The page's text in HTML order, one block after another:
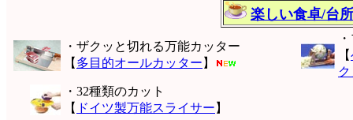
楽しい食卓/台所
・ザクッと切れる万能カッター
【 多目的オールカッター 】
【
・32種類のカット
【 ドイツ製万能スライサー 】